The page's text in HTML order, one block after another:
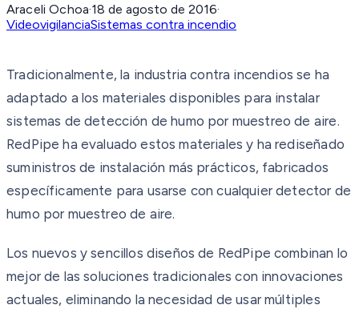
Araceli Ochoa·18 de agosto de 2016·
VideovigilanciaSistemas contra incendio
Tradicionalmente, la industria contra incendios se ha
adaptado a los materiales disponibles para instalar
sistemas de detección de humo por muestreo de aire.
RedPipe ha evaluado estos materiales y ha rediseñado
suministros de instalación más prácticos, fabricados
específicamente para usarse con cualquier detector de
humo por muestreo de aire.
Los nuevos y sencillos diseños de RedPipe combinan lo
mejor de las soluciones tradicionales con innovaciones
actuales, eliminando la necesidad de usar múltiples